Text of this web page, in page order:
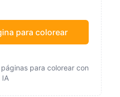
para colorear
para colorear con
IA